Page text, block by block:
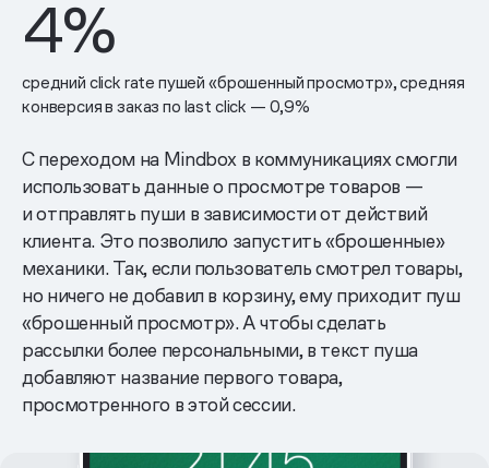
4%
средний click rate пушей «брошенный просмотр», средняя
конверсия в заказ по last click — 0,9%
С переходом на Mindbox в коммуникациях смогли
использовать данные о просмотре товаров —
и отправлять пуши в зависимости от действий
клиента. Это позволило запустить «брошенные»
механики. Так, если пользователь смотрел товары,
но ничего не добавил в корзину, ему приходит пуш
«брошенный просмотр». А чтобы сделать
рассылки более персональными, в текст пуша
добавляют название первого товара,
просмотренного в этой сессии.